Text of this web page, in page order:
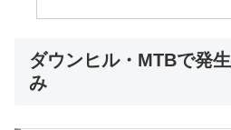
ダウンヒル・MTBで発
み